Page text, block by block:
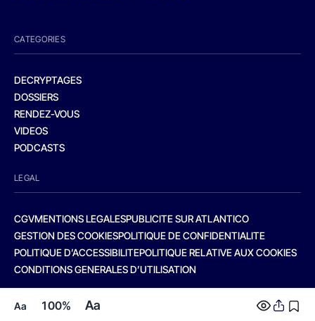
Aa 100% Aa
CATEGORIES
DECRYPTAGES
DOSSIERS
RENDEZ-VOUS
VIDEOS
PODCASTS
LEGAL
CGVMENTIONS LEGALESPUBLICITE SUR ATLANTICO
GESTION DES COOKIESPOLITIQUE DE CONFIDENTIALITE
POLITIQUE D’ACCESSIBILITEPOLITIQUE RELATIVE AUX COOKIES
CONDITIONS GENERALES D’UTILISATION